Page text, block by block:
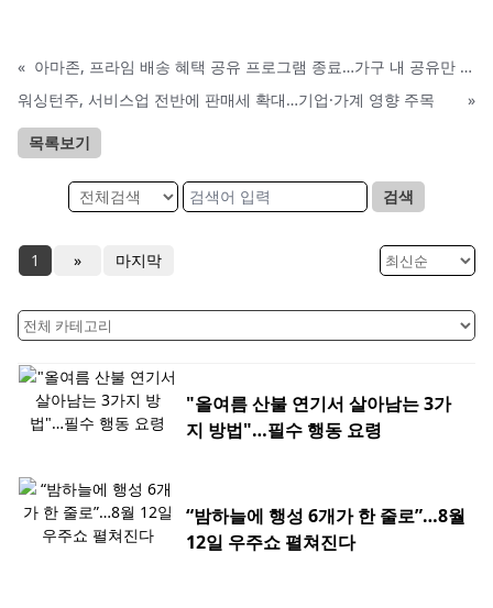
«
아마존, 프라임 배송 혜택 공유 프로그램 종료…가구 내 공유만 허용
워싱턴주, 서비스업 전반에 판매세 확대…기업·가계 영향 주목
»
목록보기
검색
1 » 마지막
"올여름 산불 연기서 살아남는 3가
지 방법"…필수 행동 요령
“밤하늘에 행성 6개가 한 줄로”…8월
12일 우주쇼 펼쳐진다